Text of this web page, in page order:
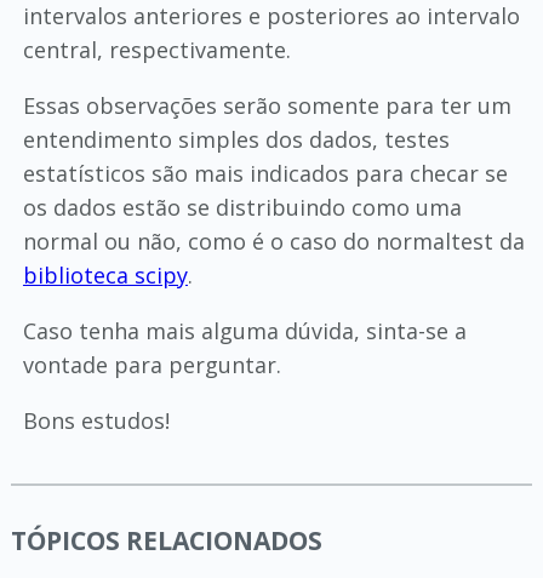
intervalos anteriores e posteriores ao intervalo
central, respectivamente.
Essas observações serão somente para ter um
entendimento simples dos dados, testes
estatísticos são mais indicados para checar se
os dados estão se distribuindo como uma
normal ou não, como é o caso do normaltest da
biblioteca scipy.
Caso tenha mais alguma dúvida, sinta-se a
vontade para perguntar.
Bons estudos!
TÓPICOS RELACIONADOS